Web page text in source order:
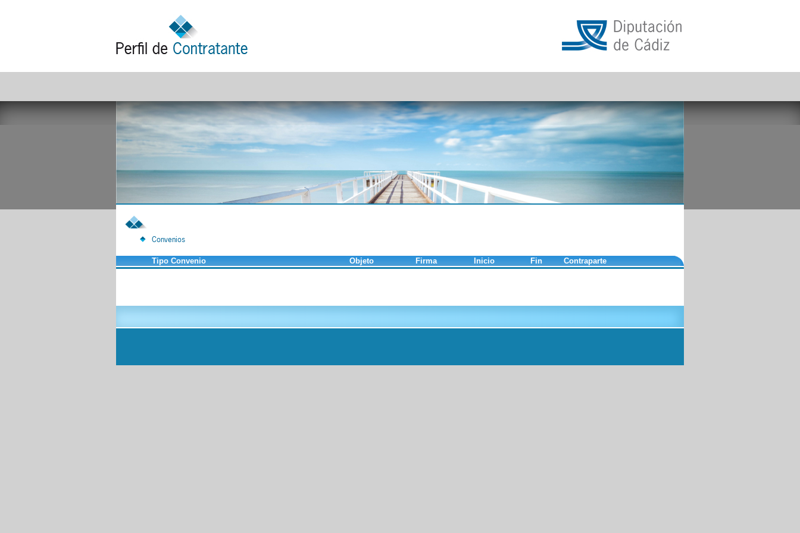
Convenios
Tipo Convenio Objeto Firma Inicio Fin Contraparte